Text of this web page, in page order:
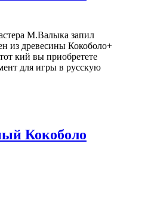
М.Валыка запил
из древесины Кокоболо+
кий вы приобретете
для игры в русскую
Кокоболо